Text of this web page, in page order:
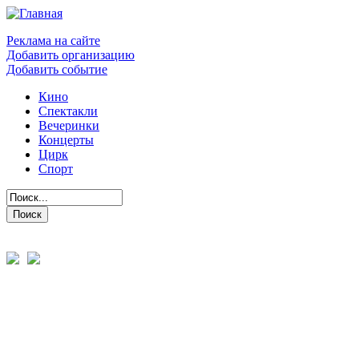
Реклама на сайте
Добавить организацию
Добавить событие
Кино
Спектакли
Вечеринки
Концерты
Цирк
Спорт